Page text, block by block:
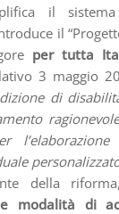
il sistema
il
per tutta
3 maggio
di
della
di